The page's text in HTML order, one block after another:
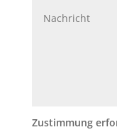
Zustimmung